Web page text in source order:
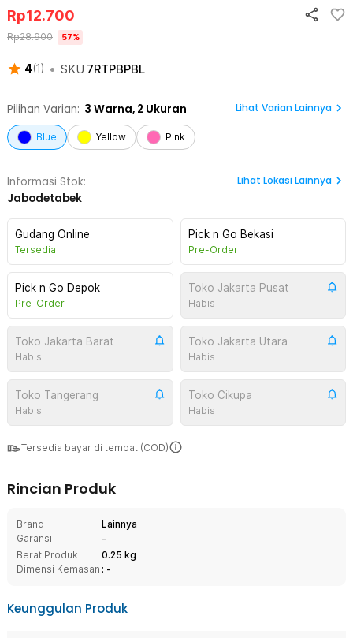
4(1 ) • SKU 7RTPBPBL
Rp12.700
Rp28.900 57%
Pilihan Varian: 3 Warna, 2 Ukuran Lihat Varian Lainnya
Blue Yellow Pink
Informasi Stok:
Jabodetabek
Lihat Lokasi Lainnya
Gudang Online
Tersedia
Pick n Go Bekasi
Pre-Order
Pick n Go Depok
Pre-Order
Toko Jakarta Pusat
Habis
Toko Jakarta Barat
Habis
Toko Jakarta Utara
Habis
Toko Tangerang
Habis
Toko Cikupa
Habis
Tersedia bayar di tempat (COD)
Rincian Produk
Brand
Lainnya
Garansi
-
Berat Produk
0.25 kg
Dimensi Kemasan : -
Keunggulan Produk